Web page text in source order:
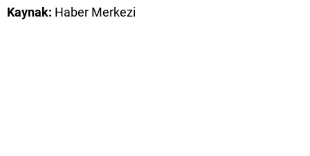
Kaynak: Haber Merkezi